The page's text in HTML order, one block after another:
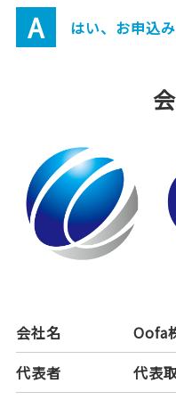
A はい、お申込
会社名
Oofa
代表者
代表